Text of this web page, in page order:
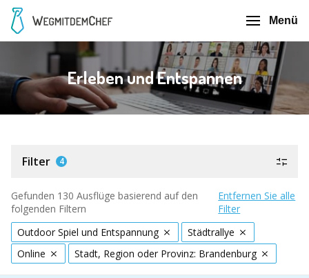
Menü
Erleben und Entspannen
Filter 4
Gefunden 130 Ausflüge basierend auf den
folgenden Filtern
Entfernen Sie alle
Filter
Outdoor Spiel und Entspannung
Städtrallye
Online
Stadt, Region oder Provinz: Brandenburg